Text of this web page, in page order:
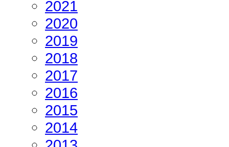
2021
2020
2019
2018
2017
2016
2015
2014